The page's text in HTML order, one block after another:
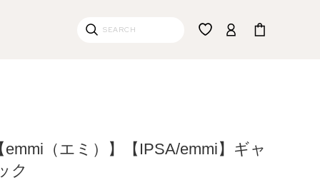
emmi（エミ）】【IPSA/emmi】ギャ
ク